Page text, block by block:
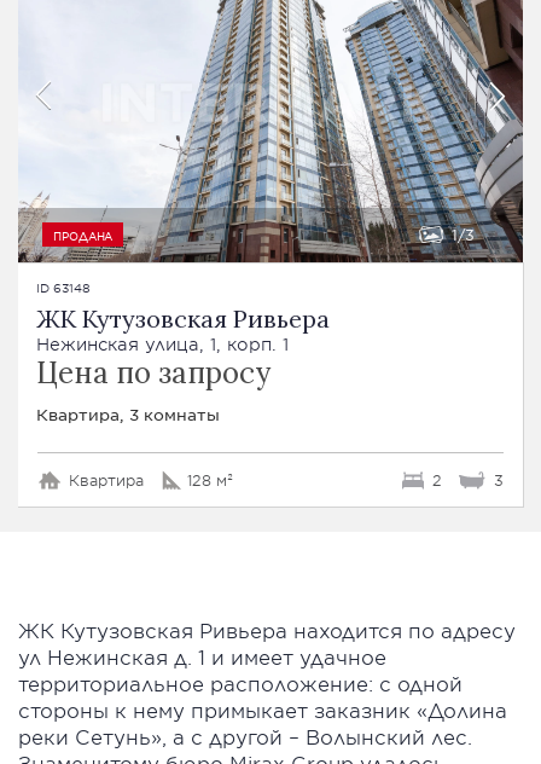
ПРОДАНА 1 3
ID 63148
ЖК Кутузовская Ривьера
Нежинская улица, 1, корп. 1
Цена по запросу
Квартира, 3 комнаты
Квартира 128 м² 2 3
ЖК Кутузовская Ривьера находится по адресу
ул Нежинская д. 1 и имеет удачное
территориальное расположение: с одной
стороны к нему примыкает заказник «Долина
реки Сетунь», а с другой – Волынский лес.